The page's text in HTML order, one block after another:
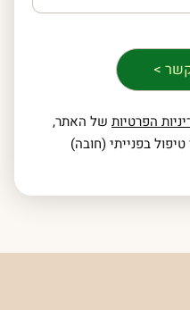
הפרטיותשל האתר,
בפנייתי (חובה)